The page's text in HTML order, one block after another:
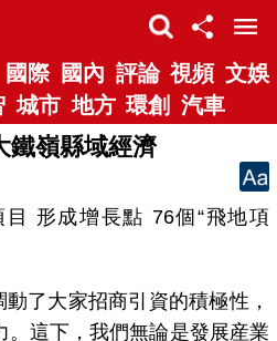
國際 國內 評論 視頻 文娛
城市 地方 環創 汽車
鐵嶺縣域經濟
形成增長點 76個“飛地項
了大家招商引資的積極性，
。這下，我們無論是發展産業